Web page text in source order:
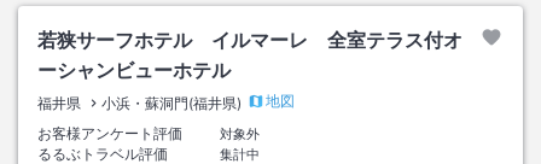
若狭サーフホテル イルマーレ 全室テラス付オ
ーシャンビューホテル
福井県 小浜・蘇洞門(福井県)
地図
お客様アンケート評価
対象外
るるぶトラベル評価
集計中